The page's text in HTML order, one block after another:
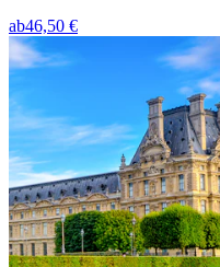
ab46,50 €